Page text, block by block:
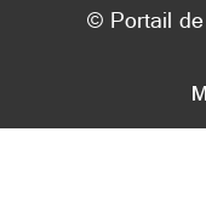
© Portail